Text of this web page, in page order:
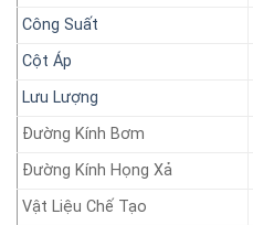
Công Suất
Cột Áp
Lưu Lượng
Đường Kính Bơm
Đường Kính Họng Xả
Vật Liệu Chế Tạo